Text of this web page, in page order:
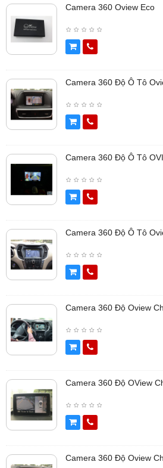
Camera 360 Oview Eco
Camera 360 Độ Ô Tô
Camera 360 Độ Ô Tô
Camera 360 Độ Ô Tô
Camera 360 Độ Oview
Camera 360 Độ OView
Camera 360 Độ Oview